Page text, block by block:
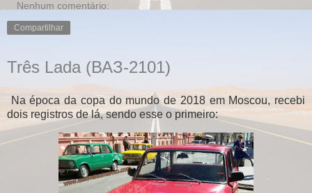
Nenhum comentário:
Compartilhar
Três Lada (ВАЗ-2101)
Na época da copa do mundo de 2018 em Moscou, recebi
dois registros de lá, sendo esse o primeiro: